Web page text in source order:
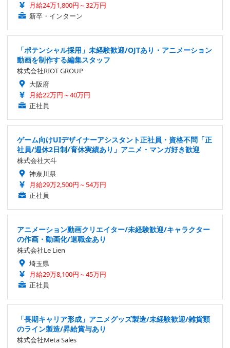
月給24万1,800円～32万円
新卒・インターン
「ポテンシャル採用」未経験歓迎/OJTあり・アニメーション
動画を制作する編集スタッフ
株式会社RIOT GROUP
大阪府
月給22万円～40万円
正社員
ゲーム向けUIデザイナーアシスタント正社員・資格不問「正
社員/週休2日制/育休実績あり」アニメ・マンガ好き歓迎
株式会社大斗
神奈川県
月給29万2,500円～54万円
正社員
アニメーション動画クリエイター/未経験歓迎/キャラクター
の作画・動画化/退職金あり
株式会社Le Lien
埼玉県
月給29万8,100円～45万円
正社員
「長期キャリア形成」アニメグッズ製造/未経験歓迎/雑貨類
のライン製造/昇給賞与あり
株式会社Meta Sales